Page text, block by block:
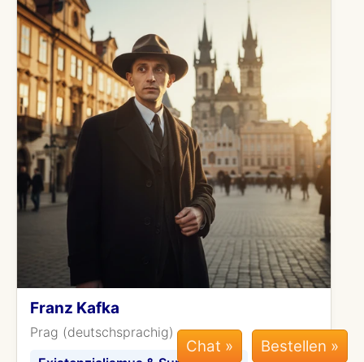
Franz Kafka
Prag (deutschsprachig)
Chat »